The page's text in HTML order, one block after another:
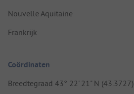
Nouvelle Aquitaine
Frankrijk
Coördinaten
Breedtegraad 43° 22' 21" N (43.3727)